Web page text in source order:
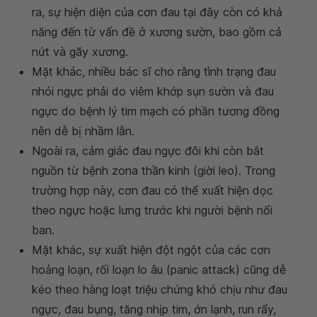
ra, sự hiện diện của cơn đau tại đây còn có khả
năng đến từ vấn đề ở xương sườn, bao gồm cả
nứt và gãy xương.
Mặt khác, nhiều bác sĩ cho rằng tình trạng đau
nhói ngực phải do viêm khớp sụn sườn và đau
ngực do bệnh lý tim mạch có phần tương đồng
nên dễ bị nhầm lẫn.
Ngoài ra, cảm giác đau ngực đôi khi còn bắt
nguồn từ bệnh zona thần kinh (giời leo). Trong
trường hợp này, cơn đau có thể xuất hiện dọc
theo ngực hoặc lưng trước khi người bệnh nổi
ban.
Mặt khác, sự xuất hiện đột ngột của các cơn
hoảng loạn, rối loạn lo âu (panic attack) cũng dễ
kéo theo hàng loạt triệu chứng khó chịu như đau
ngực, đau bụng, tăng nhịp tim, ớn lạnh, run rẩy,